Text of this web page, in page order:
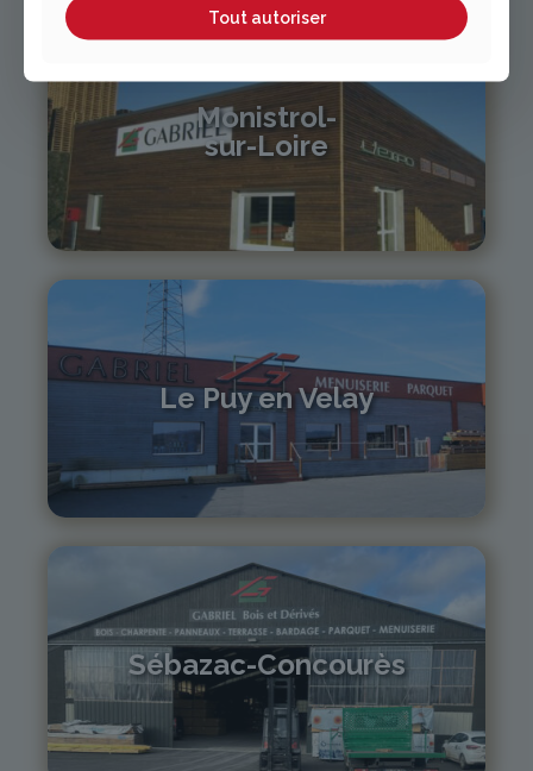
Monistrol-
sur-Loire
monistrol@gabriel-sa.fr
Le Puy en Velay
04 71 01 13 30
lepuy@gabriel-sa.fr
Sébazac-Concourès
05 81 55 83 89
monistrol@gabriel-sa.fr
Tout autoriser